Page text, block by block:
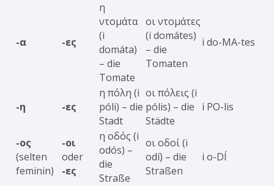
-α -ες
η
ντομάτα
(i
domáta)
– die
Tomate
οι ντομάτες
(i domátes)
– die
Tomaten
i do-MA-tes
-η -ες
η πόλη (i
póli) – die
Stadt
οι πόλεις (i
pólis) – die
Städte
i PO-lis
-ος
(selten
feminin)
-οι
oder
-ες
η οδός (i
odós) –
die
Straße
οι οδοί (i
odí) – die
Straßen
i o-DÍ